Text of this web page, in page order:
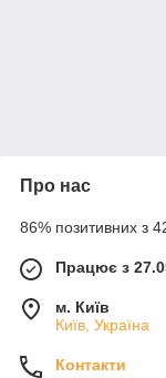
Про нас
86% позитивних з 42
Працює з
м. Київ
Київ, Україна
Контакти